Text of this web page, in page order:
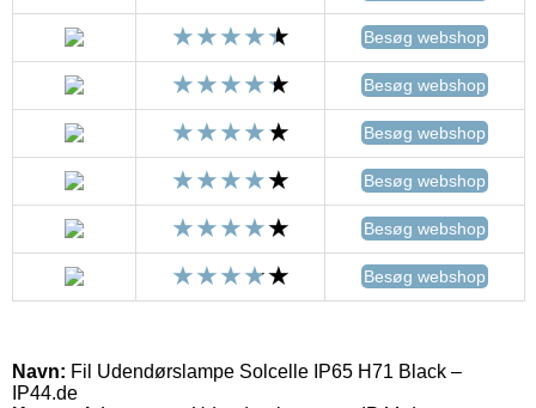
Besøg webshop
Besøg webshop
Besøg webshop
Besøg webshop
Besøg webshop
Besøg webshop
Navn: Fil Udendørslampe Solcelle IP65 H71 Black –
IP44.de